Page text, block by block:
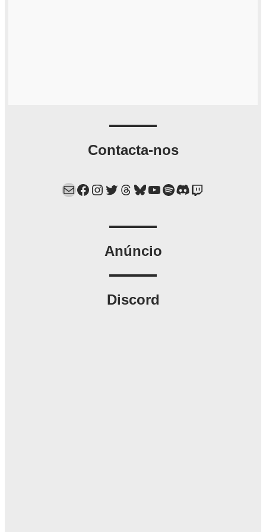
Contacta-nos
Mail Facebook Instagram Twitter Threads Bluesky YouTube Spotify Discord Twitch
Anúncio
Discord